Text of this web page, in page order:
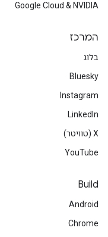
Google Cloud & NVIDIA
המרכז
בלוג
Bluesky
Instagram
LinkedIn
‫X (טוויטר)
YouTube
Build
Android
Chrome